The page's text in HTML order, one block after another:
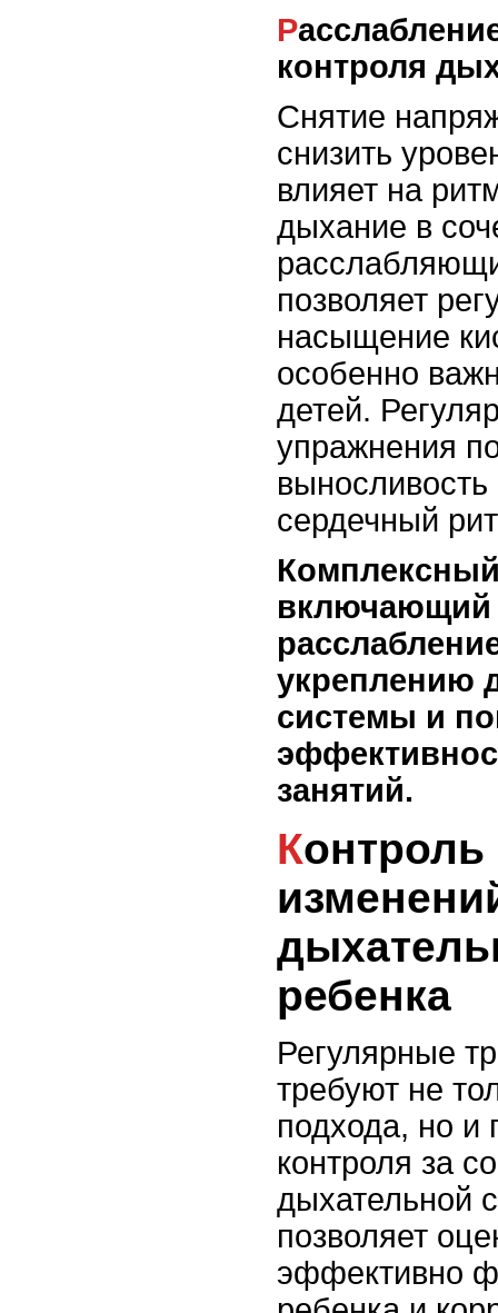
Расслабление для улучшения
контроля
Снятие
снизить
влияет на
дыхание в
позволяет
насыщение
особенно
детей.
упражнения
выносливость
сердечный
включающий
укреплению
системы и
занятий.
Контроль и анализ
ребенка
Регулярные
требуют не
подхода, но и
контроля за
дыхательной
позволяет
эффективно